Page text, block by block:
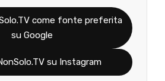
come fonte preferita
su Google
su Instagram